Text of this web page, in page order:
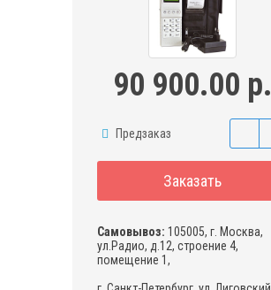
90 900.00 р.
Предзаказ
Заказать
Самовывоз: 105005, г. Москва,
ул.Радио, д.12, строение 4,
помещение 1,